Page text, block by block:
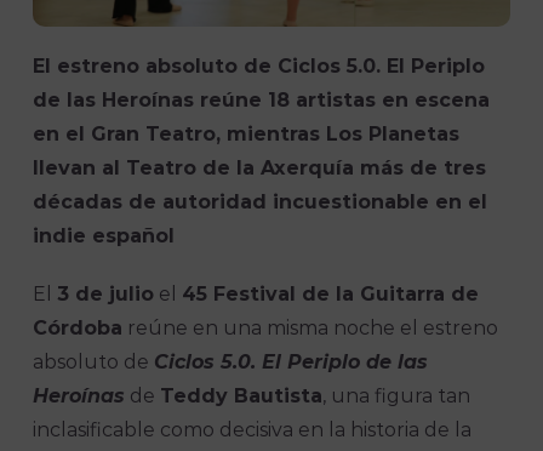
El estreno absoluto de Ciclos 5.0. El Periplo
de las Heroínas reúne 18 artistas en escena
en el Gran Teatro, mientras Los Planetas
llevan al Teatro de la Axerquía más de tres
décadas de autoridad incuestionable en el
indie español
El 3 de julio el 45 Festival de la Guitarra de
Córdoba reúne en una misma noche el estreno
absoluto de Ciclos 5.0. El Periplo de las
Heroínas de Teddy Bautista, una figura tan
inclasificable como decisiva en la historia de la